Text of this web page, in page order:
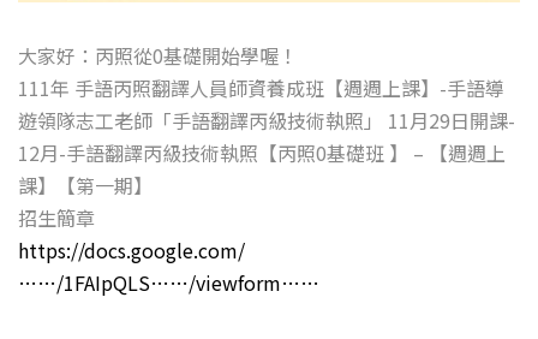
大家好：丙照從0基礎開始學喔！
111年 手語丙照翻譯人員師資養成班【週週上課】-手語導
遊領隊志工老師「手語翻譯丙級技術執照」 11月29日開課-
12月-手語翻譯丙級技術執照【丙照0基礎班 】 – 【週週上
課】【第一期】
招生簡章
https://docs.google.com/
……/1FAIpQLS……/viewform……